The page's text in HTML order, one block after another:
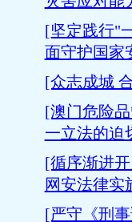
[坚定践行"
面守护国家
[众志成城
[澳门危险
一立法的迫
[循序渐进
网安法律实
[严守《刑